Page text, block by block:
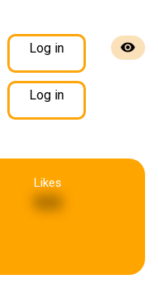
Log in
Log in
Likes